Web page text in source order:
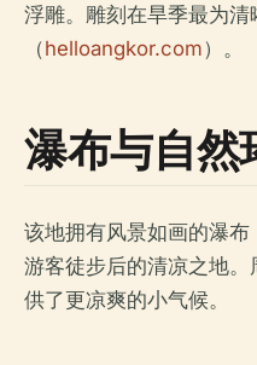
浮雕。雕刻在旱季最为清
（helloangkor.com）。
瀑布与自然
该地拥有风景如画的瀑
游客徒步后的清凉之地
供了更凉爽的小气候。